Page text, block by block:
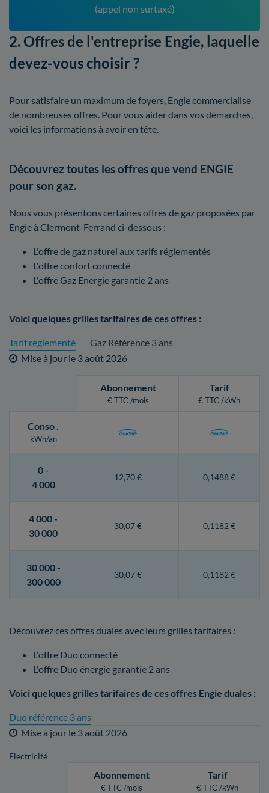
(appel non surtaxé)
2. Offres de l'entreprise Engie, laquelle
devez-vous choisir ?
Pour satisfaire un maximum de foyers, Engie commercialise
de nombreuses offres. Pour vous aider dans vos démarches,
voici les informations à avoir en tête.
Découvrez toutes les offres que vend ENGIE
pour son gaz.
Nous vous présentons certaines offres de gaz proposées par
Engie à Clermont-Ferrand ci-dessous :
L'offre de gaz naturel aux tarifs réglementés
L'offre confort connecté
L'offre Gaz Energie garantie 2 ans
Voici quelques grilles tarifaires de ces offres :
Tarif réglementé
Gaz Référence 3 ans
Mise à jour le 3 août 2026
Abonnement
€ TTC /mois
Tarif
€ TTC /kWh
Conso.
kWh/an
0 -
4 000
12,70 € 0,1488 €
4 000 -
30 000
30,07 € 0,1182 €
30 000 -
300 000
30,07 € 0,1182 €
Découvrez ces offres duales avec leurs grilles tarifaires :
L'offre Duo connecté
L'offre Duo énergie garantie 2 ans
Voici quelques grilles tarifaires de ces offres Engie duales :
Duo référence 3 ans
Mise à jour le 3 août 2026
Electricité
Abonnement
€ TTC /mois
Tarif
€ TTC /kWh